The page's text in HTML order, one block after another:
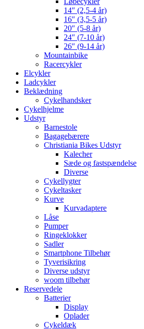
14″ (2,5-4 år)
16″ (3,5-5 år)
20″ (5-8 år)
24″ (7-10 år)
26″ (9-14 år)
Mountainbike
Racercykler
Elcykler
Ladcykler
Beklædning
Cykelhandsker
Cykelhjelme
Udstyr
Barnestole
Bagagebærere
Christiania Bikes Udstyr
Kalecher
Sæde og fastspændelse
Diverse
Cykellygter
Cykeltasker
Kurve
Kurvadaptere
Låse
Pumper
Ringeklokker
Sadler
Smartphone Tilbehør
Tyverisikring
Diverse udstyr
woom tilbehør
Reservedele
Batterier
Display
Oplader
Cykeldæk